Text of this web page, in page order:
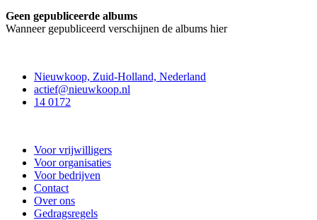
Geen gepubliceerde albums
Wanneer gepubliceerd verschijnen de albums hier
Nieuwkoop, Zuid-Holland, Nederland
actief@nieuwkoop.nl
14 0172
Voor vrijwilligers
Voor organisaties
Voor bedrijven
Contact
Over ons
Gedragsregels